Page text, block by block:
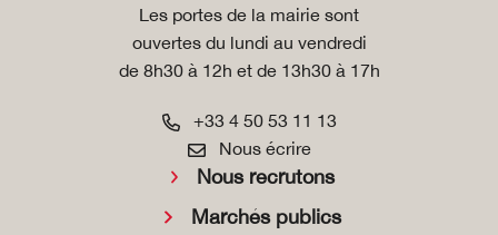
Les portes de la mairie sont
ouvertes du lundi au vendredi
de 8h30 à 12h et de 13h30 à 17h
+33 4 50 53 11 13
Nous écrire
Nous recrutons
Marchés publics